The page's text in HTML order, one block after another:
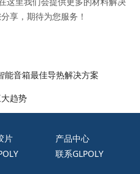
享，期待为您服务！
能音箱最佳导热解决方案
趋势
片
产品中心
联系GLPOLY